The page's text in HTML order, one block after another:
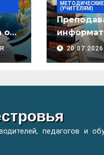
о
в
(УЧИТЕЛЯМ)
20.07.2026
педагогов и